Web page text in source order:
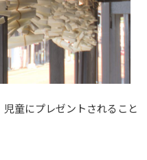
童にプレゼントされること